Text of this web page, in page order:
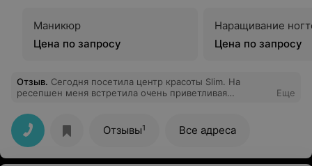
Маникюр
Цена по запросу
Наращивание
Цена по запросу
Отзыв. Сегодня посетила центр красоты Slim. На
ресепшен меня встретила очень приветливая
вниманием. Массажист Анастасия очень
профессионально провела массаж, дала несколько
важных советов. Даже после одного сеанса я
почувствовала себя лучше, уменьшились зажимы в
теле. В целом, атмосфера в центре доброжелательная
Еще
Отзывы1 Все адреса